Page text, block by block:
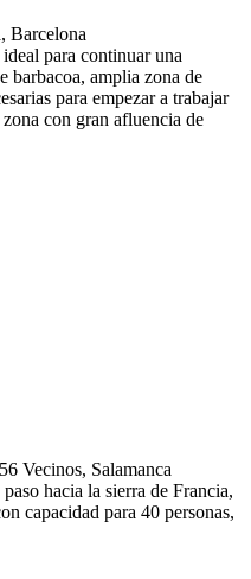
Barcelona
para continuar una
barbacoa, amplia zona de
para empezar a trabajar
con gran afluencia de
Vecinos, Salamanca
hacia la sierra de Francia,
capacidad para 40 personas,